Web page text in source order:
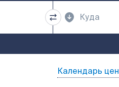
Календарь цен